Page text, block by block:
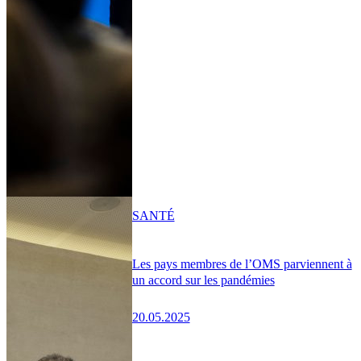
Les pays membres de l’OMS parviennent à
un accord sur les pandémies
20.05.2025
SANTÉ